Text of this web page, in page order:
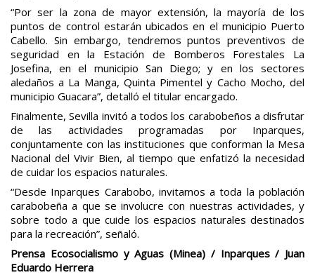
“Por ser la zona de mayor extensión, la mayoría de los
puntos de control estarán ubicados en el municipio Puerto
Cabello. Sin embargo, tendremos puntos preventivos de
seguridad en la Estación de Bomberos Forestales La
Josefina, en el municipio San Diego; y en los sectores
aledaños a La Manga, Quinta Pimentel y Cacho Mocho, del
municipio Guacara”, detalló el titular encargado.
Finalmente, Sevilla invitó a todos los carabobeños a disfrutar
de las actividades programadas por Inparques,
conjuntamente con las instituciones que conforman la Mesa
Nacional del Vivir Bien, al tiempo que enfatizó la necesidad
de cuidar los espacios naturales.
“Desde Inparques Carabobo, invitamos a toda la población
carabobeña a que se involucre con nuestras actividades, y
sobre todo a que cuide los espacios naturales destinados
para la recreación”, señaló.
Prensa Ecosocialismo y Aguas (Minea) / Inparques / Juan
Eduardo Herrera